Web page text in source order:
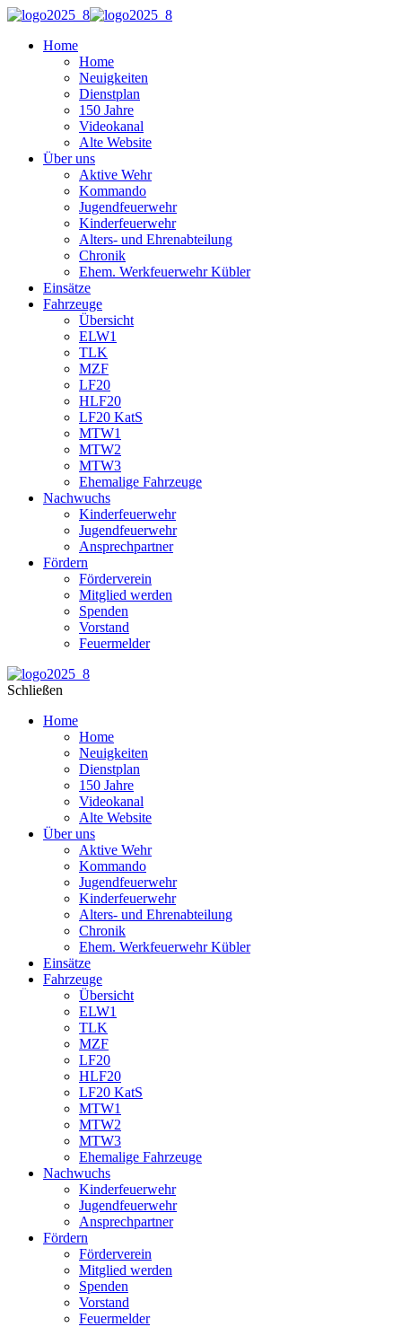
Home
Home
Neuigkeiten
Dienstplan
150 Jahre
Videokanal
Alte Website
Über uns
Aktive Wehr
Kommando
Jugendfeuerwehr
Kinderfeuerwehr
Alters- und Ehrenabteilung
Chronik
Ehem. Werkfeuerwehr Kübler
Einsätze
Fahrzeuge
Übersicht
ELW1
TLK
MZF
LF20
HLF20
LF20 KatS
MTW1
MTW2
MTW3
Ehemalige Fahrzeuge
Nachwuchs
Kinderfeuerwehr
Jugendfeuerwehr
Ansprechpartner
Fördern
Förderverein
Mitglied werden
Spenden
Vorstand
Feuermelder
Schließen
Home
Home
Neuigkeiten
Dienstplan
150 Jahre
Videokanal
Alte Website
Über uns
Aktive Wehr
Kommando
Jugendfeuerwehr
Kinderfeuerwehr
Alters- und Ehrenabteilung
Chronik
Ehem. Werkfeuerwehr Kübler
Einsätze
Fahrzeuge
Übersicht
ELW1
TLK
MZF
LF20
HLF20
LF20 KatS
MTW1
MTW2
MTW3
Ehemalige Fahrzeuge
Nachwuchs
Kinderfeuerwehr
Jugendfeuerwehr
Ansprechpartner
Fördern
Förderverein
Mitglied werden
Spenden
Vorstand
Feuermelder